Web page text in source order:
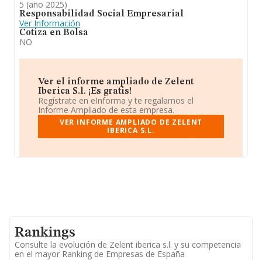
5 (año 2025)
Responsabilidad Social Empresarial
Ver Información
Cotiza en Bolsa
NO
Ver el informe ampliado de Zelent
Iberica S.l. ¡Es gratis!
Regístrate en eInforma y te regalamos el
Informe Ampliado de esta empresa.
VER INFORME AMPLIADO DE ZELENT
IBERICA S.L.
Rankings
Consulte la evolución de Zelent iberica s.l. y su competencia
en el mayor Ranking de Empresas de España